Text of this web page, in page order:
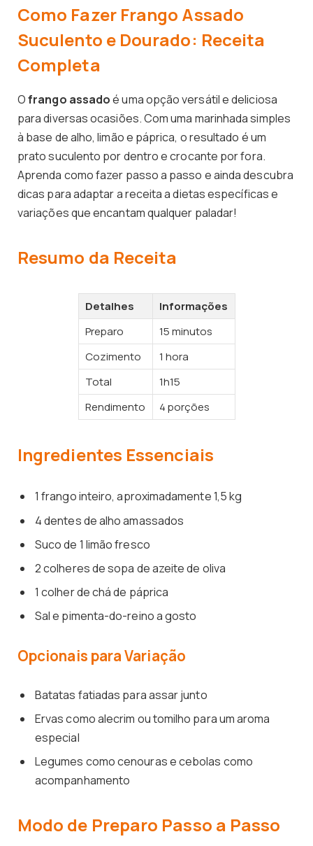
Como Fazer Frango Assado
Suculento e Dourado: Receita
Completa
Ofrango assadoé uma opção versátil e deliciosa
para diversas ocasiões. Com uma marinhada simples
à base de alho, limão e páprica, o resultado é um
prato suculento por dentro e crocante por fora.
Aprenda como fazer passo a passo e ainda descubra
dicas para adaptar a receita a dietas específicas e
variações que encantam qualquer paladar!
Resumo da Receita
Detalhes
Informações
Preparo
15 minutos
Cozimento
1 hora
Total
1h15
Rendimento
4 porções
Ingredientes Essenciais
1 frango inteiro, aproximadamente 1,5 kg
4 dentes de alho amassados
Suco de 1 limão fresco
2 colheres de sopa de azeite de oliva
1 colher de chá de páprica
Sal e pimenta-do-reino a gosto
Opcionais para Variação
Batatas fatiadas para assar junto
Ervas como alecrim ou tomilho para um aroma
especial
Legumes como cenouras e cebolas como
acompanhamento
Modo de Preparo Passo a Passo